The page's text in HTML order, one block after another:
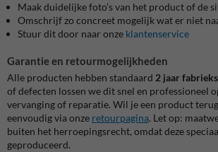
Maak duidelijke foto’s van het product of de
Omschrijf zo concreet mogelijk wat er niet
Stuur dit door naar onze klantenservice
Garantie en retourmogelijkheden
Alle producten hebben standaard 2 jaar
of defecten lossen we dit snel en professioneel
vervanging of reparatie. Wil je een product
eenvoudig via onze retourpagina. Let op:
buiten het herroepingsrecht, omdat deze
geproduceerd.